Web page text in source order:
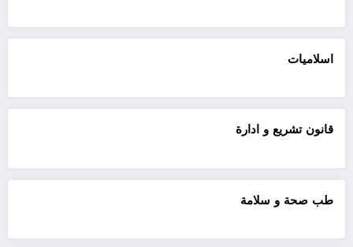
اسلاميات
قانون تشريع و ادارة
طب صحة و سلامة